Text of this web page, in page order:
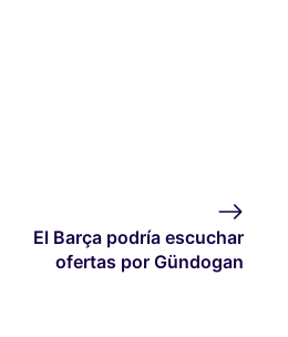
El Barça podría escuchar
ofertas por Gündogan